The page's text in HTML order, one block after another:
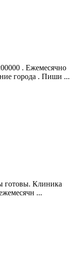
. Ежемесячно
города . Пиши ...
готовы. Клиника
...